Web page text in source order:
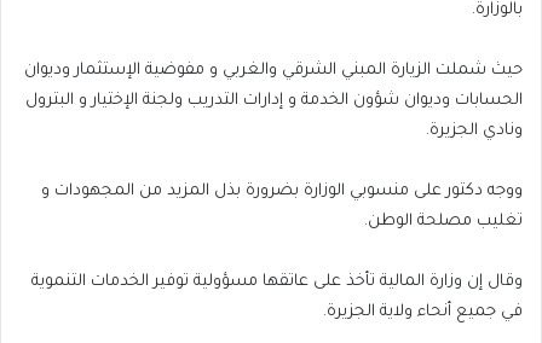
بالوزارة.
حيث شملت الزيارة المبني الشرقي والغربي و مفوضية الإستثمار وديوان
الحسابات وديوان شؤون الخدمة و إدارات التدريب ولجنة الإختيار و البترول
ونادي الجزيرة.
ووجه دكتور على منسوبي الوزارة بضرورة بذل المزيد من المجهودات و
تغليب مصلحة الوطن.
وقال إن وزارة المالية تأخذ على عاتقها مسؤولية توفير الخدمات التنموية
في جميع أنحاء ولاية الجزيرة.